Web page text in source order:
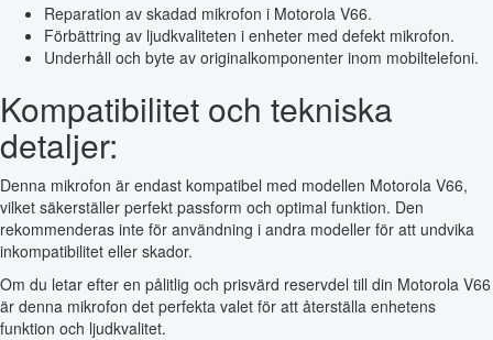
Reparation av skadad mikrofon i Motorola V66.
Förbättring av ljudkvaliteten i enheter med defekt mikrofon.
Underhåll och byte av originalkomponenter inom mobiltelefoni.
Kompatibilitet och tekniska
detaljer:
Denna mikrofon är endast kompatibel med modellen Motorola V66,
vilket säkerställer perfekt passform och optimal funktion. Den
rekommenderas inte för användning i andra modeller för att undvika
inkompatibilitet eller skador.
Om du letar efter en pålitlig och prisvärd reservdel till din Motorola V66
är denna mikrofon det perfekta valet för att återställa enhetens
funktion och ljudkvalitet.